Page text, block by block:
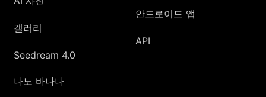
갤러리
Seedream 4.0
나노 바나나
안드로이드 앱
API